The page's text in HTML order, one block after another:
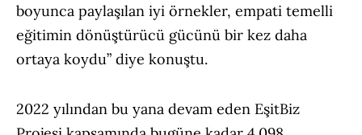
boyunca paylaşılan iyi örnekler, empati temelli
eğitimin dönüştürücü gücünü bir kez daha
ortaya koydu” diye konuştu.
2022 yılından bu yana devam eden EşitBiz